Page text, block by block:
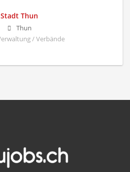
Stadt Thun
Thun
/ Verbände